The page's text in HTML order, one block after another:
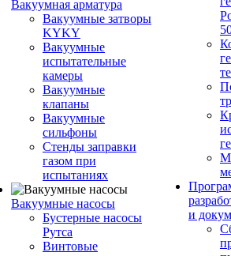
Вакуумная арматура
Вакуумные затворы
KYKY
Вакуумные
испытательные
камеры
Вакуумные
клапаны
Вакуумные
сильфоны
Стенды заправки
газом при
испытаниях
Вакуумные насосы
Бустерные насосы
Рутса
Винтовые
и